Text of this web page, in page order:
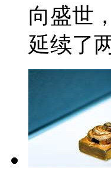
向盛世
延续了